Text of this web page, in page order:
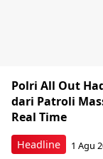
Headline
Polri All Out
dari Patroli
Real Time
1 Agu